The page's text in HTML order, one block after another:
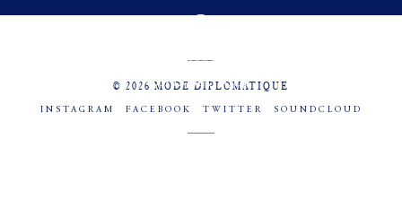
© 2026 MODE DIPLOMATIQUE
INSTAGRAM FACEBOOK TWITTER SOUNDCLOUD